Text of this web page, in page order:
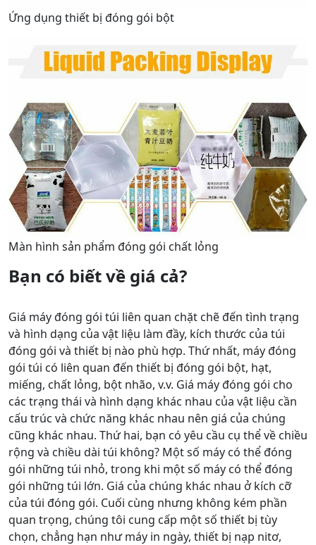
Ứng dụng thiết bị đóng gói bột
Màn hình sản phẩm đóng gói chất lỏng
Bạn có biết về giá cả?
Giá máy đóng gói túi liên quan chặt chẽ đến tình trạng
và hình dạng của vật liệu làm đầy, kích thước của túi
đóng gói và thiết bị nào phù hợp. Thứ nhất, máy đóng
gói túi có liên quan đến thiết bị đóng gói bột, hạt,
miếng, chất lỏng, bột nhão, v.v. Giá máy đóng gói cho
các trạng thái và hình dạng khác nhau của vật liệu cần
cấu trúc và chức năng khác nhau nên giá của chúng
cũng khác nhau. Thứ hai, bạn có yêu cầu cụ thể về chiều
rộng và chiều dài túi không? Một số máy có thể đóng
gói những túi nhỏ, trong khi một số máy có thể đóng
gói những túi lớn. Giá của chúng khác nhau ở kích cỡ
của túi đóng gói. Cuối cùng nhưng không kém phần
quan trọng, chúng tôi cung cấp một số thiết bị tùy
chọn, chẳng hạn như máy in ngày, thiết bị nạp nitơ,